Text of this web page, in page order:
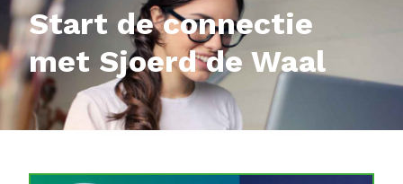
Start de connectie
met Sjoerd de Waal